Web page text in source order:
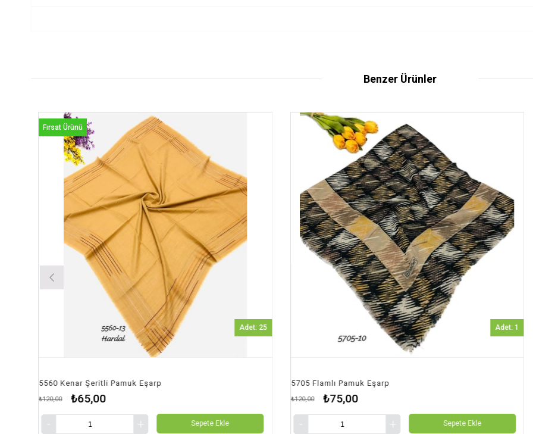
Benzer Ürünler
5560 Kenar Şeritli Pamuk Eşarp
₺65,00
Sepete Ekle
Fırsat Ürünü
5705 Flamlı Pamuk Eşarp
₺75,00
Sepete Ekle
5705